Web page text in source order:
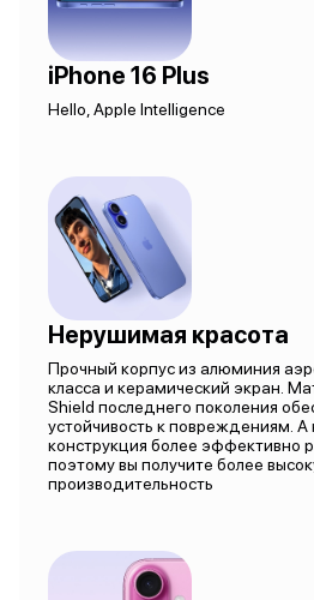
iPhone 16 Plus
Hello, Apple Intelligence
Нерушимая красота
Прочный корпус из алюминия
класса и керамический экран.
Shield последнего поколения
устойчивость к повреждениям. А
конструкция более эффективно
поэтому вы получите более
производительность